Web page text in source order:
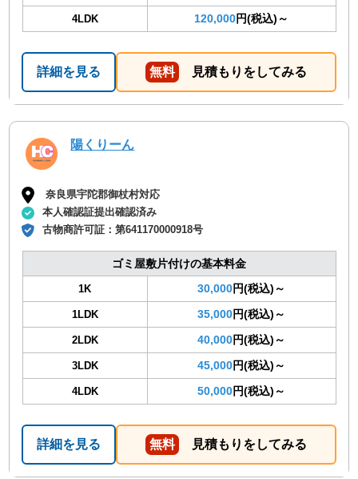
4LDK 120,000円(税込)～
詳細を見る 無料 見積もりをしてみる
陽くりーん
奈良県宇陀郡御杖村対応
本人確認証提出確認済み
古物商許可証：第641170000918号
ゴミ屋敷片付けの基本料金
1K 30,000円(税込)～
1LDK 35,000円(税込)～
2LDK 40,000円(税込)～
3LDK 45,000円(税込)～
4LDK 50,000円(税込)～
詳細を見る 無料 見積もりをしてみる